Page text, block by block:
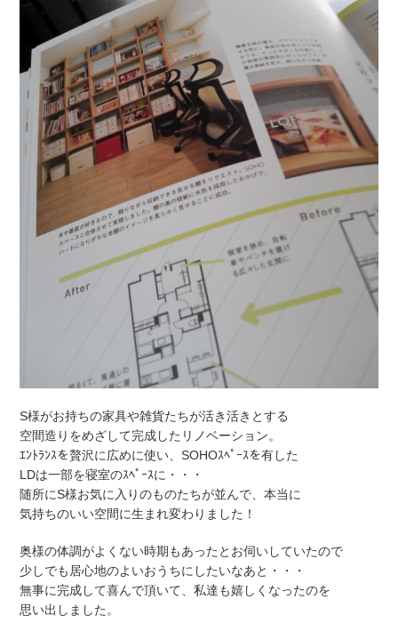
S様がお持ちの家具や雑貨たちが活き活きとする
空間造りをめざして完成したリノベーション。
ｴﾝﾄﾗﾝｽを贅沢に広めに使い、SOHOｽﾍﾟｰｽを有した
LDは一部を寝室のｽﾍﾟｰｽに・・・
随所にS様お気に入りのものたちが並んで、本当に
気持ちのいい空間に生まれ変わりました！
奥様の体調がよくない時期もあったとお伺いしていたので
少しでも居心地のよいおうちにしたいなあと・・・
無事に完成して喜んで頂いて、私達も嬉しくなったのを
思い出しました。